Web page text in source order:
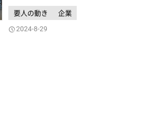
要人の動き 企業
2024-8-29